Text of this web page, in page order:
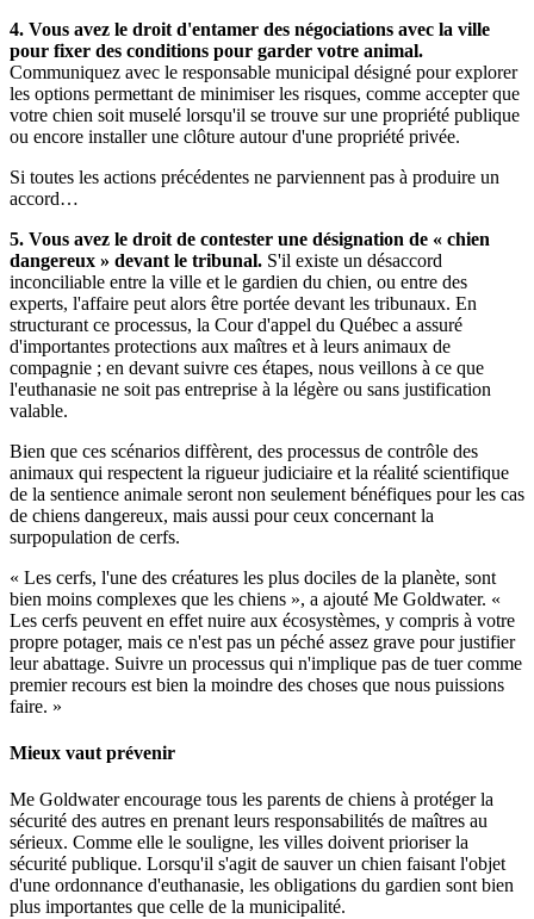
4. Vous avez le droit d'entamer des négociations avec la ville
pour fixer des conditions pour garder votre animal.
Communiquez avec le responsable municipal désigné pour explorer
les options permettant de minimiser les risques, comme accepter que
votre chien soit muselé lorsqu'il se trouve sur une propriété publique
ou encore installer une clôture autour d'une propriété privée.
Si toutes les actions précédentes ne parviennent pas à produire un
accord…
5. Vous avez le droit de contester une désignation de « chien
dangereux » devant le tribunal. S'il existe un désaccord
inconciliable entre la ville et le gardien du chien, ou entre des
experts, l'affaire peut alors être portée devant les tribunaux. En
structurant ce processus, la Cour d'appel du Québec a assuré
d'importantes protections aux maîtres et à leurs animaux de
compagnie ; en devant suivre ces étapes, nous veillons à ce que
l'euthanasie ne soit pas entreprise à la légère ou sans justification
valable.
Bien que ces scénarios diffèrent, des processus de contrôle des
animaux qui respectent la rigueur judiciaire et la réalité scientifique
de la sentience animale seront non seulement bénéfiques pour les cas
de chiens dangereux, mais aussi pour ceux concernant la
surpopulation de cerfs.
« Les cerfs, l'une des créatures les plus dociles de la planète, sont
bien moins complexes que les chiens », a ajouté Me Goldwater. «
Les cerfs peuvent en effet nuire aux écosystèmes, y compris à votre
propre potager, mais ce n'est pas un péché assez grave pour justifier
leur abattage. Suivre un processus qui n'implique pas de tuer comme
premier recours est bien la moindre des choses que nous puissions
faire. »
Mieux vaut prévenir
Me Goldwater encourage tous les parents de chiens à protéger la
sécurité des autres en prenant leurs responsabilités de maîtres au
sérieux. Comme elle le souligne, les villes doivent prioriser la
sécurité publique. Lorsqu'il s'agit de sauver un chien faisant l'objet
d'une ordonnance d'euthanasie, les obligations du gardien sont bien
plus importantes que celle de la municipalité.